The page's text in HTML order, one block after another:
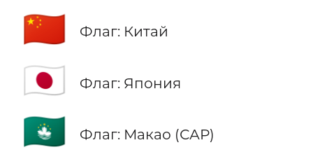
🇨🇳 Флаг: Китай
🇯🇵 Флаг: Япония
🇲🇴 Флаг: Макао (САР)